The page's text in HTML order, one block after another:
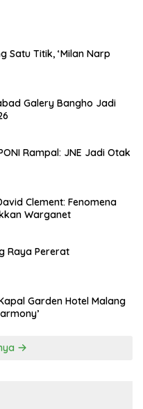
Satu Titik, ‘Milan Narp
Galery Bangho Jadi
Rampal: JNE Jadi Otak
Clement: Fenomena
Warganet
Raya Pererat
Garden Hotel Malang